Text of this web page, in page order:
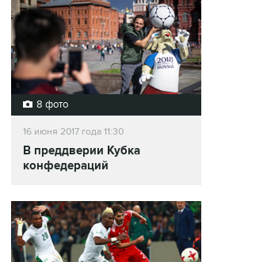
8 фото
16 июня 2017 года 11:30
В преддверии Кубка
конфедераций